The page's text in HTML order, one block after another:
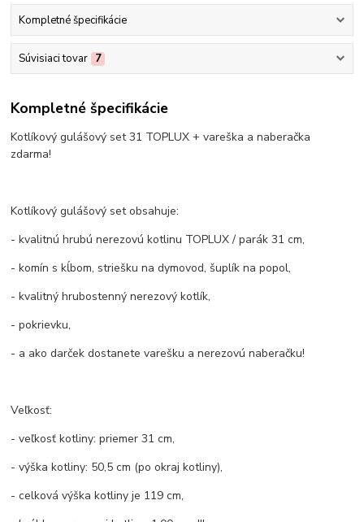
Kompletné špecifikácie
Súvisiaci tovar 7
Kompletné špecifikácie
Kotlíkový gulášový set 31 TOPLUX + vareška a naberačka
zdarma!
Kotlíkový gulášový set obsahuje:
- kvalitnú hrubú nerezovú kotlinu TOPLUX / parák 31 cm,
- komín s kĺbom, striešku na dymovod, šuplík na popol,
- kvalitný hrubostenný nerezový kotlík,
- pokrievku,
- a ako darček dostanete varešku a nerezovú naberačku!
Veľkosť:
- veľkosť kotliny: priemer 31 cm,
- výška kotliny: 50,5 cm (po okraj kotliny),
- celková výška kotliny je 119 cm,